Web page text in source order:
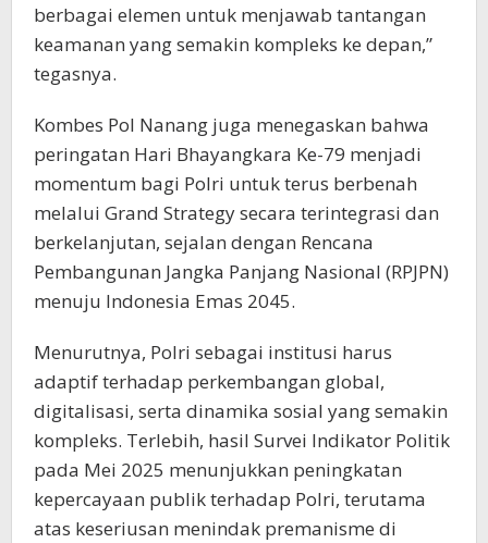
berbagai elemen untuk menjawab tantangan
keamanan yang semakin kompleks ke depan,”
tegasnya.
Kombes Pol Nanang juga menegaskan bahwa
peringatan Hari Bhayangkara Ke-79 menjadi
momentum bagi Polri untuk terus berbenah
melalui Grand Strategy secara terintegrasi dan
berkelanjutan, sejalan dengan Rencana
Pembangunan Jangka Panjang Nasional (RPJPN)
menuju Indonesia Emas 2045.
Menurutnya, Polri sebagai institusi harus
adaptif terhadap perkembangan global,
digitalisasi, serta dinamika sosial yang semakin
kompleks. Terlebih, hasil Survei Indikator Politik
pada Mei 2025 menunjukkan peningkatan
kepercayaan publik terhadap Polri, terutama
atas keseriusan menindak premanisme di